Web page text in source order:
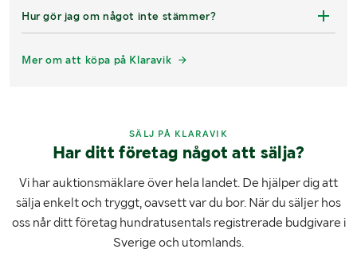
Hur gör jag om något inte stämmer?
Mer om att köpa på Klaravik
SÄLJ PÅ KLARAVIK
Har ditt företag något att sälja?
Vi har auktionsmäklare över hela landet. De hjälper dig att
sälja enkelt och tryggt, oavsett var du bor. När du säljer hos
oss når ditt företag hundratusentals registrerade budgivare i
Sverige och utomlands.